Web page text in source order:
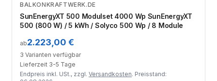
Zum Angebot
BALKONKRAFTWERK.DE
SunEnergyXT 500 Modulset 4000 Wp SunEnergyXT
500 (800 W) / 5 kWh / Solyco 500 Wp / 8 Module
ab2.223,00 €
3 Varianten verfügbar
Lieferzeit 3-5 Tage
Endpreis inkl. USt., zzgl. Versandkosten. Preisstand: